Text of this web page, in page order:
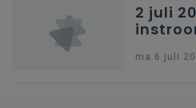
2 juli
ma 6 juli